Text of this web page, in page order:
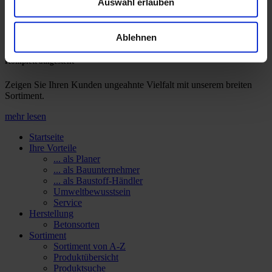
Ablehnen
Sie sind Baustoffhändler?
Komplett aufgestellt
Zeigen Sie Ihren Kunden ungeahnte Vielfalt mit unserem breiten
Sortiment.
mehr lesen
Startseite
Ihre Vorteile
... als Planer
... als Bauunternehmer
... als Baustoff-Händler
Umweltbewusstsein
Service
Herstellung
Betonsorten
Sortiment
Sortiment von A-Z
Produktübersicht
Produktsuche